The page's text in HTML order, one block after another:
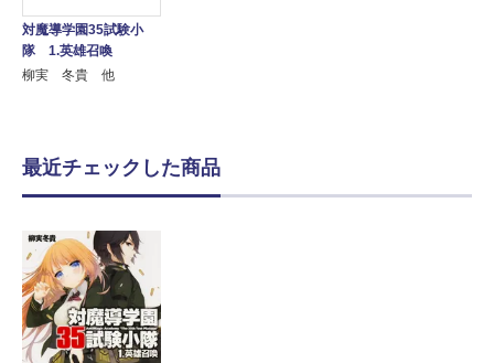
対魔導学園35試験小
隊 1.英雄召喚
柳実 冬貴 他
最近チェックした商品